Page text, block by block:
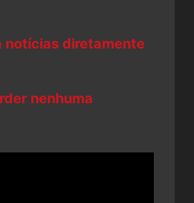
notícias diretamente
nenhuma